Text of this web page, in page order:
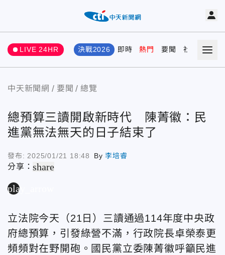
LIVE 24HR 決戰2026 即時 熱門 要聞 社會 娛樂
中天新聞網 要聞 總覽
總預算三讀開啟新時代 陳菁徽：民
進黨無法無天的日子結束了
發布: 2025/01/21 18:48 By李培睿
分享：share
play_arrow
立法院今天（21日）三讀通過114年度中央政
府總預算，引發綠營不滿，行政院長卓榮泰更
頻頻對在野開砲。國民黨立委陳菁徽呼籲民進